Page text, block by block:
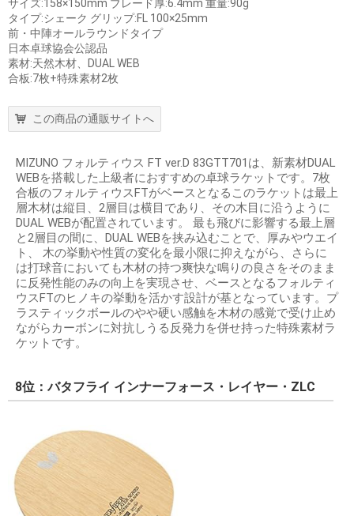
サイズ:158×150mm ブレード厚:6.4mm 重量:90g
タイプ:シェーク グリップ:FL 100×25mm
前・中陣オールラウンドタイプ
日本卓球協会公認品
素材:天然木材、DUAL WEB
合板:7枚+特殊素材2枚
この商品の通販サイトへ
MIZUNO フォルティウス FT ver.D 83GTT701は、新素材DUAL
WEBを搭載した上級者におすすめの卓球ラケットです。7枚
合板のフォルティウスFTがベースとなるこのラケットは最上
層木材は縦目、2層目は横目であり、その木目に沿うように
DUAL WEBが配置されています。 最も飛びに影響する最上層
と2層目の間に、DUAL WEBを挟み込むことで、厚みやウエイ
ト、 木の挙動や性質の変化を最小限に抑えながら、さらに
は打球音においても木材の持つ爽快な鳴りの良さをそのまま
に反発性能のみの向上を実現させ、ベースとなるフォルティ
ウスFTのヒノキの挙動を活かす設計が基となっています。プ
ラスティックボールのやや硬い感触を木材の感覚で受け止め
ながらカーボンに対抗しうる反発力を併せ持った特殊素材ラ
ケットです。
8位：バタフライ インナーフォース・レイヤー・ZLC